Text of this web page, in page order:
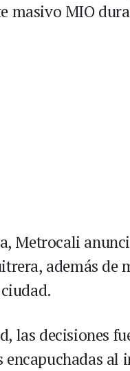
masivo MIO
Metrocali
además de
las decisiones
encapuchadas